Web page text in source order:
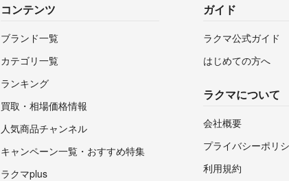
コンテンツ
ブランド一覧
カテゴリ一覧
ランキング
買取・相場価格情報
人気商品チャンネル
キャンペーン一覧・おすすめ特集
ラクマplus
ガイド
ラクマ公式ガイド
はじめての方へ
ラクマについて
会社概要
プライバシーポリ
利用規約